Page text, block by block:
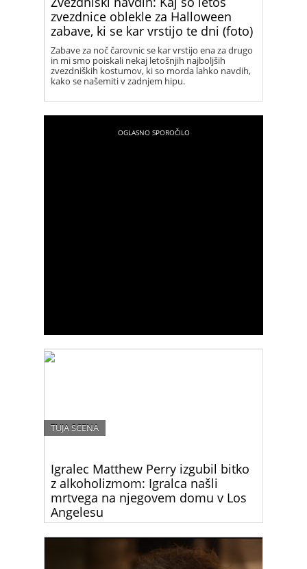
zvezdnice oblekle za Halloween
zabave, ki se kar vrstijo te dni (foto)
Zabave za noč čarovnic se kar vrstijo ena za drugo
in mi smo poiskali nekaj letošnjih najboljših
zvezdniških kostumov, ki so morda lahko navdih,
kako se našemiti v zadnjem hipu.
Igralec Matthew Perry izgubil bitko
z alkoholizmom: Igralca našli
mrtvega na njegovem domu v Los
Angelesu
TUJA SCENA
legendaren po vlogi Chandlerja Binga v priljubljeni
televizijski seriji “Prijatelji,” je umrl danes ponoči.
Njegova smrt je pretresla svet zabave in njegove